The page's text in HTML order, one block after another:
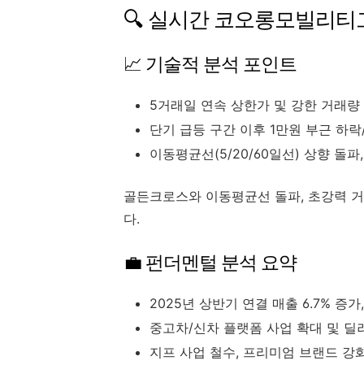
🔍 실시간 코오롱모빌리
📈 기술적 분석 포인트
5거래일 연속 상한가 및 강한 거래
단기 급등 구간 이후 1만원 부근 하
이동평균선(5/20/60일선) 상향 돌
골든크로스와 이동평균선 돌파, 초강력
다.
💼 펀더멘털 분석 요약
2025년 상반기 연결 매출 6.7% 증
중고차/신차 플랫폼 사업 확대 및 딜
지프 사업 철수, 프리미엄 브랜드 강